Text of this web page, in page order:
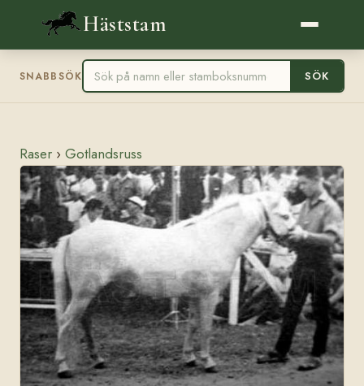
Häststam
SNABBSÖK SÖK
Raser › Gotlandsruss